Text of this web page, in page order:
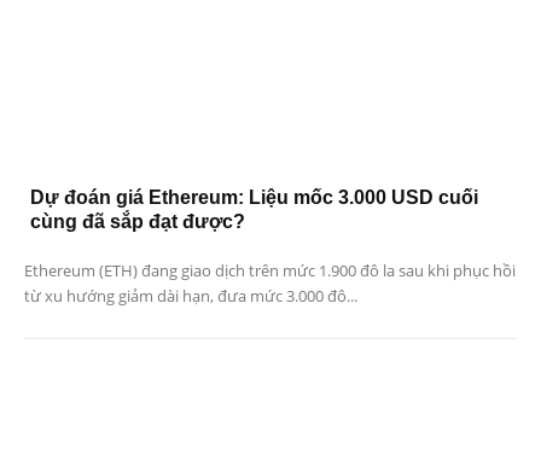
Dự đoán giá Ethereum: Liệu mốc 3.000 USD cuối
cùng đã sắp đạt được?
Ethereum (ETH) đang giao dịch trên mức 1.900 đô la sau khi phục hồi
từ xu hướng giảm dài hạn, đưa mức 3.000 đô...